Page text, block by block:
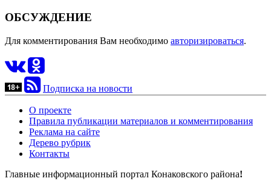
ОБСУЖДЕНИЕ
Для комментирования Вам необходимо авторизироваться.
Подписка на новости
О проекте
Правила публикации материалов и комментирования
Реклама на сайте
Дерево рубрик
Контакты
Главные информационный портал Конаковского района!